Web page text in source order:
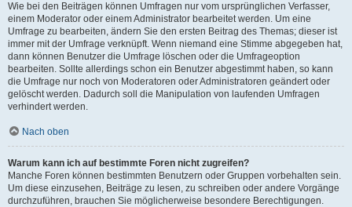
Wie bei den Beiträgen können Umfragen nur vom ursprünglichen Verfasser,
einem Moderator oder einem Administrator bearbeitet werden. Um eine
Umfrage zu bearbeiten, ändern Sie den ersten Beitrag des Themas; dieser ist
immer mit der Umfrage verknüpft. Wenn niemand eine Stimme abgegeben hat,
dann können Benutzer die Umfrage löschen oder die Umfrageoption
bearbeiten. Sollte allerdings schon ein Benutzer abgestimmt haben, so kann
die Umfrage nur noch von Moderatoren oder Administratoren geändert oder
gelöscht werden. Dadurch soll die Manipulation von laufenden Umfragen
verhindert werden.
Nach oben
Warum kann ich auf bestimmte Foren nicht zugreifen?
Manche Foren können bestimmten Benutzern oder Gruppen vorbehalten sein.
Um diese einzusehen, Beiträge zu lesen, zu schreiben oder andere Vorgänge
durchzuführen, brauchen Sie möglicherweise besondere Berechtigungen.